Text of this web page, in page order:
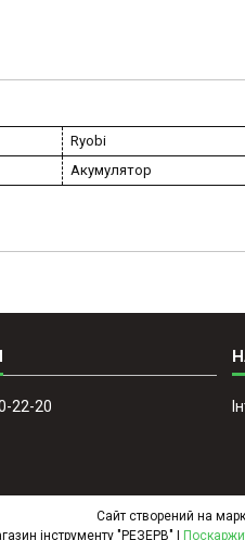
Ryobi
Акумулятор
22-20
Сайт створений на